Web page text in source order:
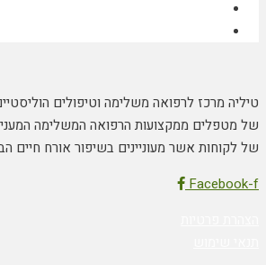
טיליה מרכז לרפואה משלימה וטיפולים
של מטפלים ממקצועות הרפואה המשלימה
של לקוחות אשר מעוניינים בשיפור אורח חיים
Facebook-f